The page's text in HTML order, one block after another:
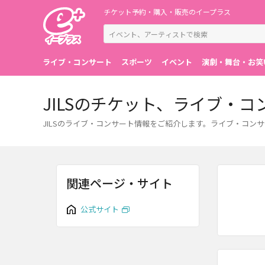
チケット予約・購入・販売のイープラス
ライブ・コンサート スポーツ イベント 演劇・舞台・お笑
JILSのチケット、ライブ・コ
JILSのライブ・コンサート情報をご紹介します。ライブ・コン
関連ページ・サイト
公式サイト